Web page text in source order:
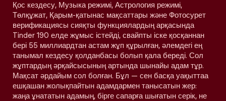
Қос кездесу, Музыка режимі, Астрология режимі,
Төлқұжат, Қарым-қатынас мақсаттары және Фотосурет
верификациясы сияқты функциялардың арқасында
Tinder 190 елде жұмыс істейді, свайпты іске қосқаннан
бері 55 миллиардтан астам жұп құрылған, әлемдегі ең
танымал кездесу қолданбасы болып қала береді. Сол
жұптардың әрқайсысының артында шынайы адам тұр.
Мақсат әрдайым сол болған. Бұл — сен басқа уақыттаа
ешқашан жолықпайтын адамдармен танысатын жер:
жаңа ұнататын адамың, бірге сапарға шығатын серік, не